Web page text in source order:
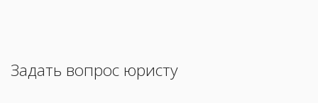
Задать вопрос юристу